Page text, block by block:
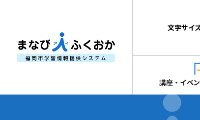
文字サイ
講座・イベ